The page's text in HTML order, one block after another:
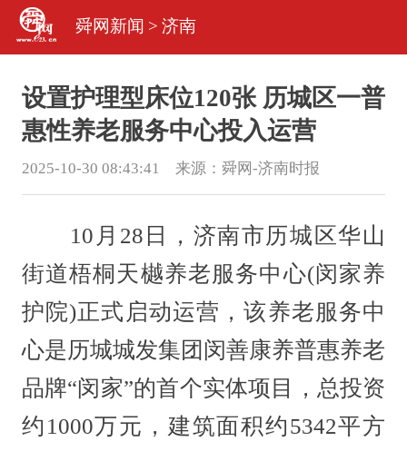
舜网新闻 > 济南
设置护理型床位120张 历城区一普
惠性养老服务中心投入运营
2025-10-30 08:43:41 来源： 舜网-济南时报
10月28日，济南市历城区华山
街道梧桐天樾养老服务中心(闵家养
护院)正式启动运营，该养老服务中
心是历城城发集团闵善康养普惠养老
品牌“闵家”的首个实体项目，总投资
约1000万元，建筑面积约5342平方